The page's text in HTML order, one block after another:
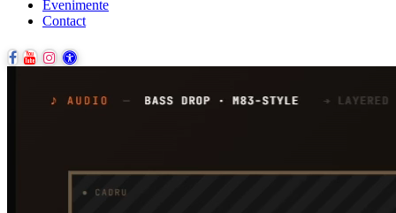
Evenimente
Contact